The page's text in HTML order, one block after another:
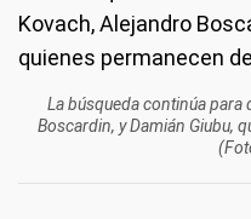
La búsqueda continúa para
Boscardin, y Damián Giubu,